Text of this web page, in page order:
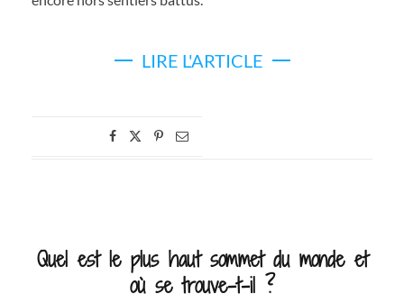
LIRE L'ARTICLE
Quel est le plus haut sommet du monde et
où se trouve-t-il ?